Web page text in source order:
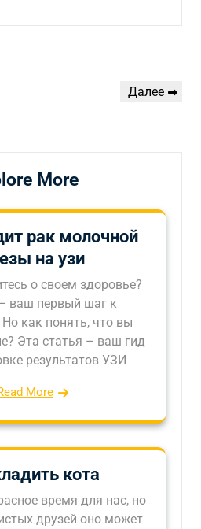
Следующая
Далее
More
рак молочной
на узи
о своем здоровье?
ваш первый шаг к
как понять, что вы
Эта статья – ваш гид
результатов УЗИ
More
кота
время для нас, но
друзей оно может